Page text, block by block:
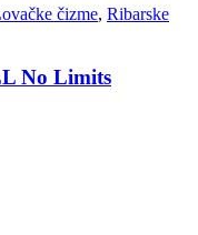
čizme, Ribarske
No Limits